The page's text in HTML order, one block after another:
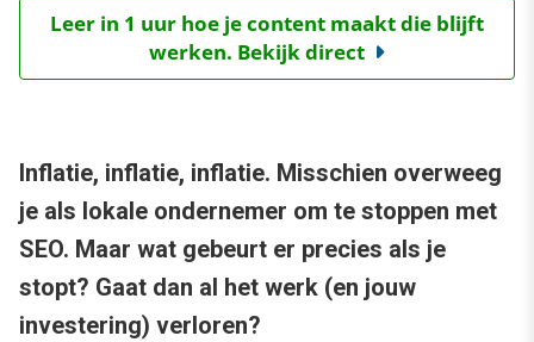
Leer in 1 uur hoe je content maakt die blijft
werken. Bekijk direct
Inflatie, inflatie, inflatie. Misschien overweeg
je als lokale ondernemer om te stoppen met
SEO. Maar wat gebeurt er precies als je
stopt? Gaat dan al het werk (en jouw
investering) verloren?